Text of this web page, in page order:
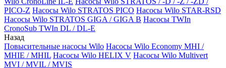
PICO-Z Насосы Wilo STRATOS PICO Насосы Wilo STAR-RSD
Насосы Wilo STRATOS GIGA / GIGA B Насосы TWIn
CronoSub TWIn DL / DL-E
Назад
Повысительные насосы Wilo Насосы Wilo Economy MHI /
MHIE / MHIL Насосы Wilo HELIX V Насосы Wilo Multivert
MVI / MVIL / MVIS